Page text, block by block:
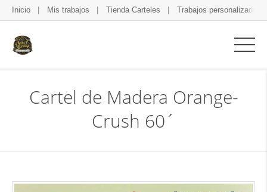
Inicio Mis trabajos Tienda Carteles Trabajos personalizados
Cartel de Madera Orange-
Crush 60´